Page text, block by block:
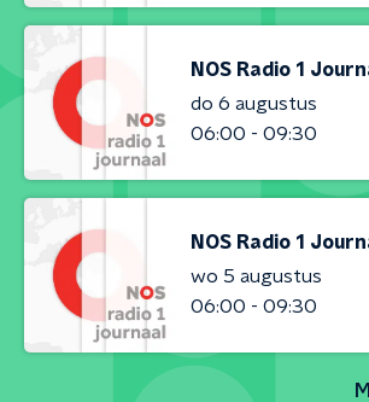
NOS Radio 1
do 6 augustus
06:00 - 09:30
NOS Radio 1
wo 5 augustus
06:00 - 09:30